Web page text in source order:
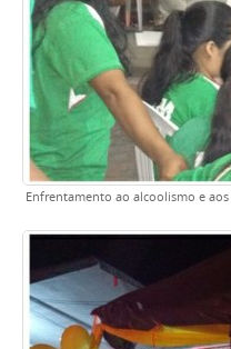
Enfrentamento ao alcoolismo e aos